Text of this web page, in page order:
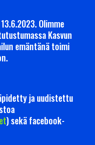
Olimme
Kasvun
emäntänä toimi
ja uudistettu
) sekä facebook-